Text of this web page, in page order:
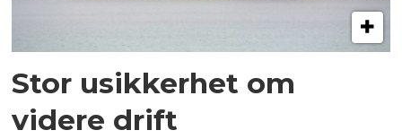
Stor usikkerhet om
videre drift